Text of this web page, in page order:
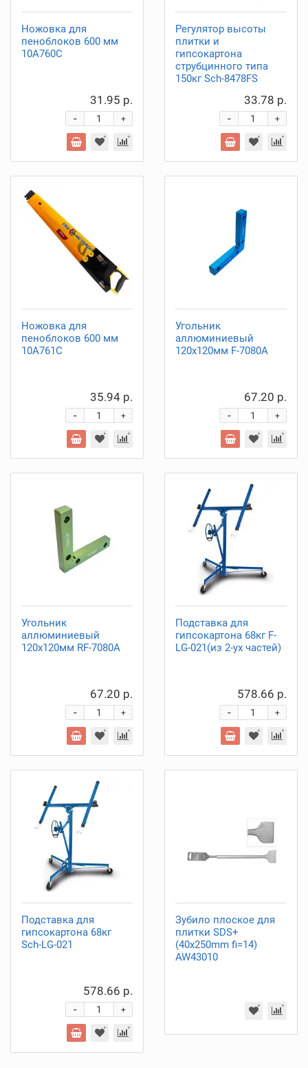
Ножовка для
пеноблоков 600 мм
10A760C
31.95 р.
+
-
Регулятор высоты
плитки и
гипсокартона
струбцинного типа
150кг Sch-8478FS
33.78 р.
+
-
Ножовка для
пеноблоков 600 мм
10A761C
35.94 р.
+
-
Угольник
аллюминиевый
120х120мм F-7080A
67.20 р.
+
-
Угольник
аллюминиевый
120х120мм RF-7080A
67.20 р.
+
-
Подставка для
гипсокартона 68кг F-
LG-021(из 2-ух частей)
578.66 р.
+
-
Подставка для
гипсокартона 68кг
Sch-LG-021
578.66 р.
+
-
Зубило плоское для
плитки SDS+
(40x250mm fi=14)
AW43010